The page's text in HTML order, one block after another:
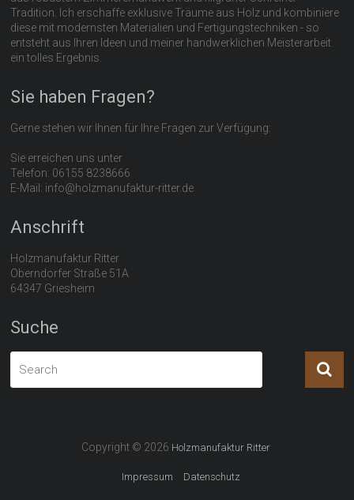
Tradition. Ich erschaffe exklusive Träume aus Holz und kombiniere
diese mit modernsten Materialien und Fertigungstechniken - so
entsteht aus Ihren Ideen und meiner handwerklichen Meisterarbeit
ein tolles Ergebnis.
Sie haben Fragen?
Gerne stehen wir Ihnen für Ihre Fragen zur Verfügung:
Sie erreichen uns unter
Telefon: 06155 8238666
E-Mail: info@holzmanufaktur-ritter.de
Anschrift
Holzmanufaktur Ritter
Oberndorfer Straße 51A
64347 Griesheim
Suche
Copyright © 2026 Holzmanufaktur Ritter
Impressum Datenschutz